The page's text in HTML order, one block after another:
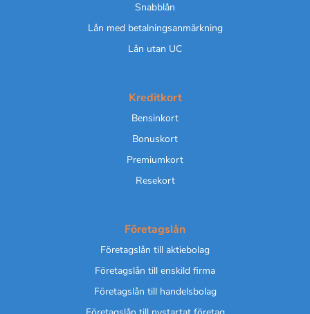
Snabblån
Lån med betalningsanmärkning
Lån utan UC
Kreditkort
Bensinkort
Bonuskort
Premiumkort
Resekort
Företagslån
Företagslån till aktiebolag
Företagslån till enskild firma
Företagslån till handelsbolag